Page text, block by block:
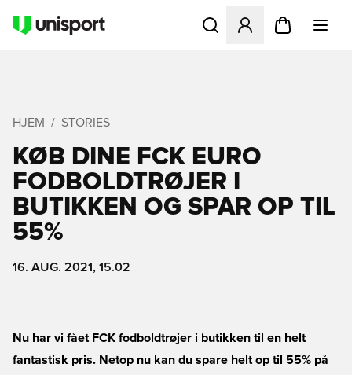
Åbner en Modal til at
HJEM STORIES
KØB DINE FCK EURO
FODBOLDTRØJER I
BUTIKKEN OG SPAR OP TIL
55%
16. AUG. 2021, 15.02
Nu har vi fået FCK fodboldtrøjer i butikken til en helt
fantastisk pris. Netop nu kan du spare helt op til 55% på